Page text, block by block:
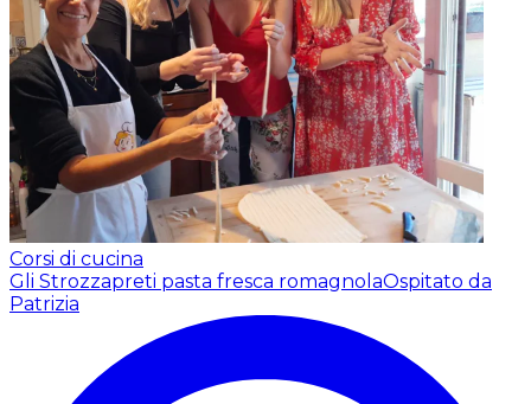
Corsi di cucina
Gli Strozzapreti pasta fresca romagnolaOspitato da
Patrizia